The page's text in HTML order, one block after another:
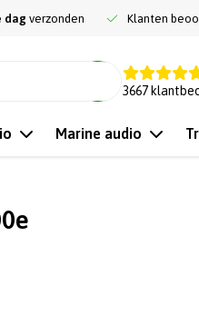
dag verzonden Klanten
3667
Marine audio